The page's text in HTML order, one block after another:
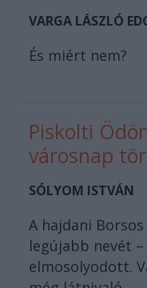
VARGA LÁSZLÓ
És miért nem?
Piskolti
városnap
SÓLYOM ISTVÁN
A hajdani
legújabb nevét
elmosolyodott.